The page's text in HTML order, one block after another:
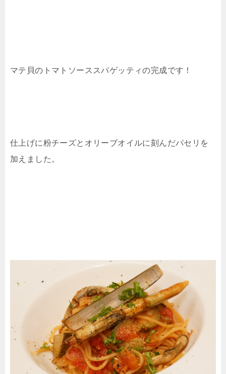
マテ貝のトマトソーススパゲッティの完成です！
仕上げに粉チーズとオリーブオイルに刻んだパセリを
加えました。